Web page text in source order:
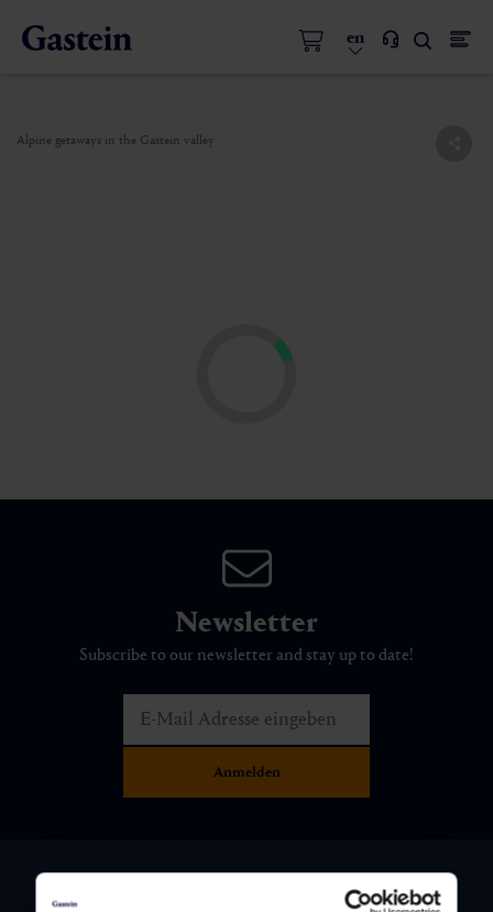
en
Alpine getaways in the Gastein valley
Newsletter
Subscribe to our newsletter and stay up to date!